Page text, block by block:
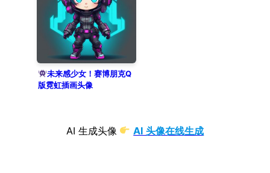
未来感少女！赛博朋克Q
版霓虹插画头像
AI 生成头像 AI 头像在线生成